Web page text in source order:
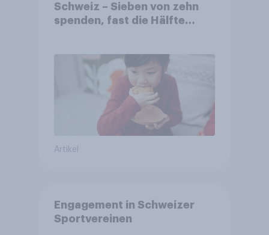
Schweiz – Sieben von zehn
spenden, fast die Hälfte
Artikel
Engagement in Schweizer
Sportvereinen